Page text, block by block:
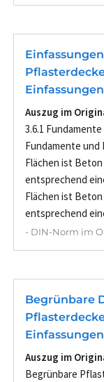
Einfassungen
Auszug im
3.6.1
Fundamente
Flächen ist
entsprechend
Flächen ist
entsprechend
- DIN-Norm im
Begrünbare
Einfassungen
Auszug im
Begrünbare